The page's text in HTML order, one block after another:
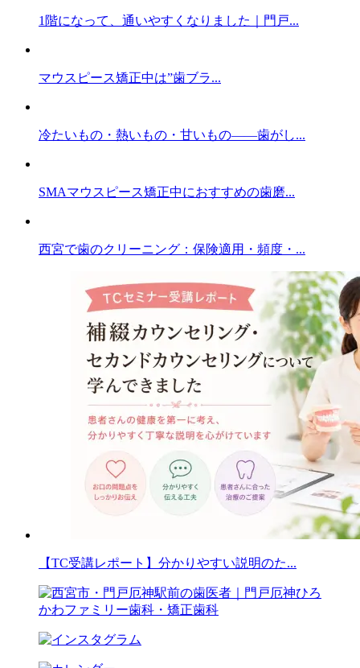
1階になって、通いやすくなりました｜門戸...
マウスピース矯正中は”歯ブラ...
冷たいもの・熱いもの・甘いもの——歯がし...
SMAマウスピース矯正中におすすめの歯磨...
西宮で歯のクリーニング：保険適用・頻度・...
【TC受講レポート】分かりやすい説明のた...